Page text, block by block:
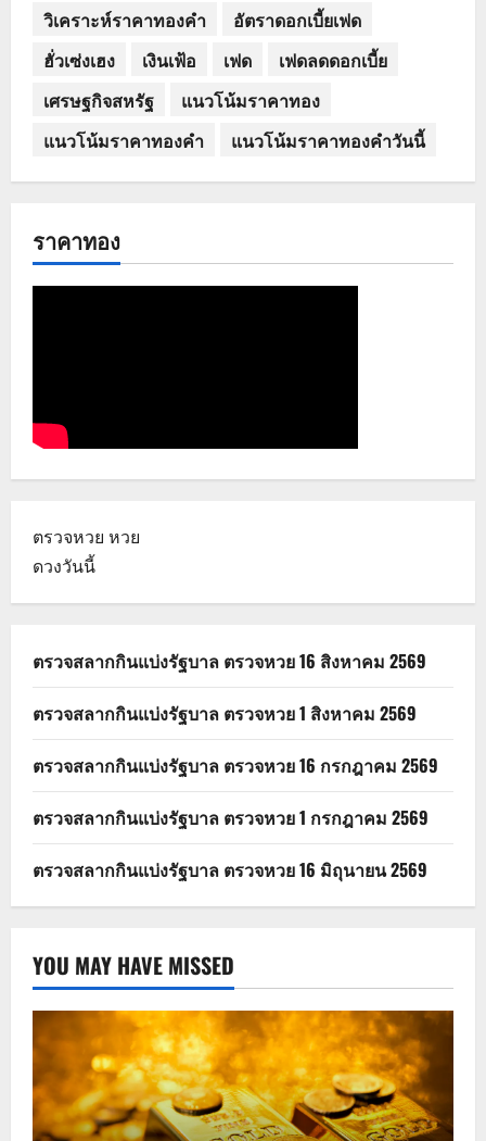
วิเคราะห์ราคาทองคำ
อัตราดอกเบี้ยเฟด
ฮั่วเซ่งเฮง
เงินเฟ้อ เฟด
เฟดลดดอกเบี้ย
เศรษฐกิจสหรัฐ
แนวโน้มราคาทอง
แนวโน้มราคาทองคำ
แนวโน้มราคาทองคำวันนี้
ราคาทอง
ตรวจหวย หวย
ดวงวันนี้
ตรวจสลากกินแบ่งรัฐบาล ตรวจหวย 16 สิงหาคม 2569
ตรวจสลากกินแบ่งรัฐบาล ตรวจหวย 1 สิงหาคม 2569
ตรวจสลากกินแบ่งรัฐบาล ตรวจหวย 16 กรกฎาคม 2569
ตรวจสลากกินแบ่งรัฐบาล ตรวจหวย 1 กรกฎาคม 2569
ตรวจสลากกินแบ่งรัฐบาล ตรวจหวย 16 มิถุนายน 2569
YOU MAY HAVE MISSED